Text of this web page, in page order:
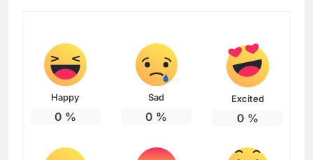
Happy
0 %
Sad
0 %
Excited
0 %